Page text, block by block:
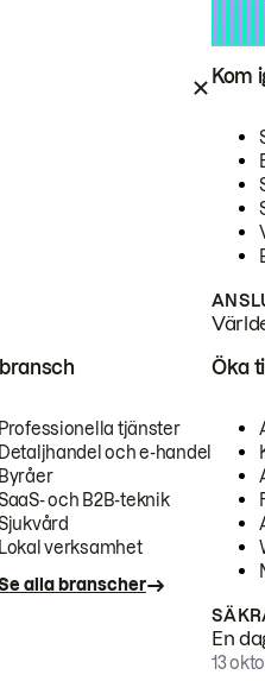
Kom
Professionella tjänster
Detaljhandel och e-handel
Byråer
och B2B-teknik
Lokal verksamhet
alla branscher
Öka
En
13